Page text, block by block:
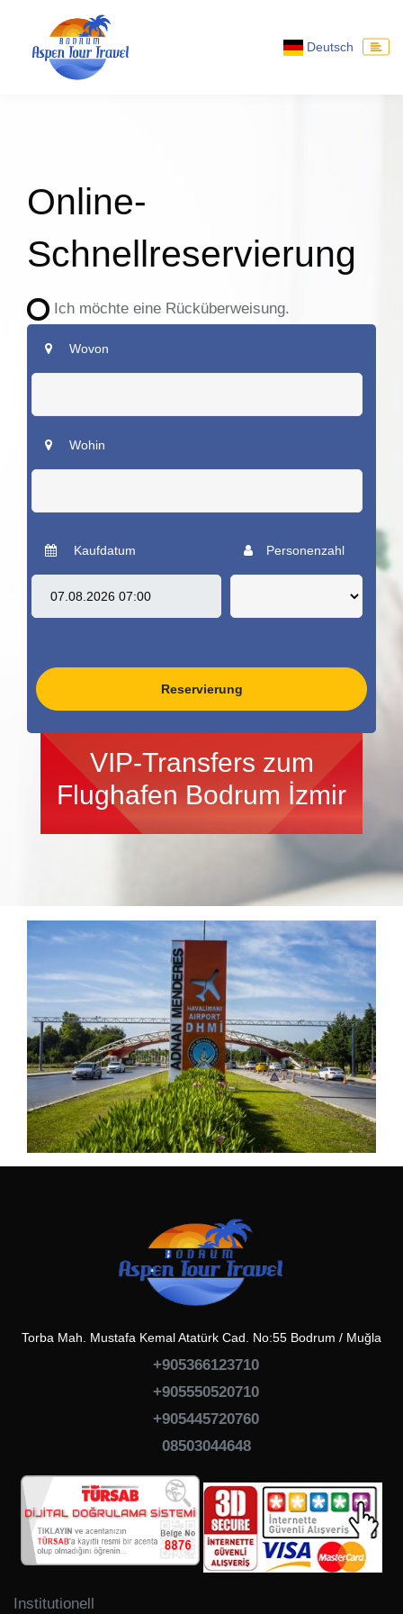
Deutsch
Online-
Schnellreservierung
Ich möchte eine Rücküberweisung.
Wovon
Wohin
Kaufdatum Personenzahl
Reservierung
VIP-Transfers zum
Flughafen Bodrum İzmir
Torba Mah. Mustafa Kemal Atatürk Cad. No:55 Bodrum / Muğla
+905366123710
+905550520710
+905445720760
08503044648
Institutionell